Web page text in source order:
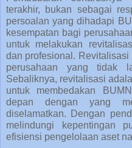
terakhir, bukan sebagai
persoalan yang dihadapi
kesempatan bagi
untuk melakukan
dan profesional.
perusahaan yang tidak
Sebaliknya, revitalisasi
untuk membedakan
depan dengan yang
diselamatkan. Dengan
melindungi kepentingan
efisiensi pengelolaan aset